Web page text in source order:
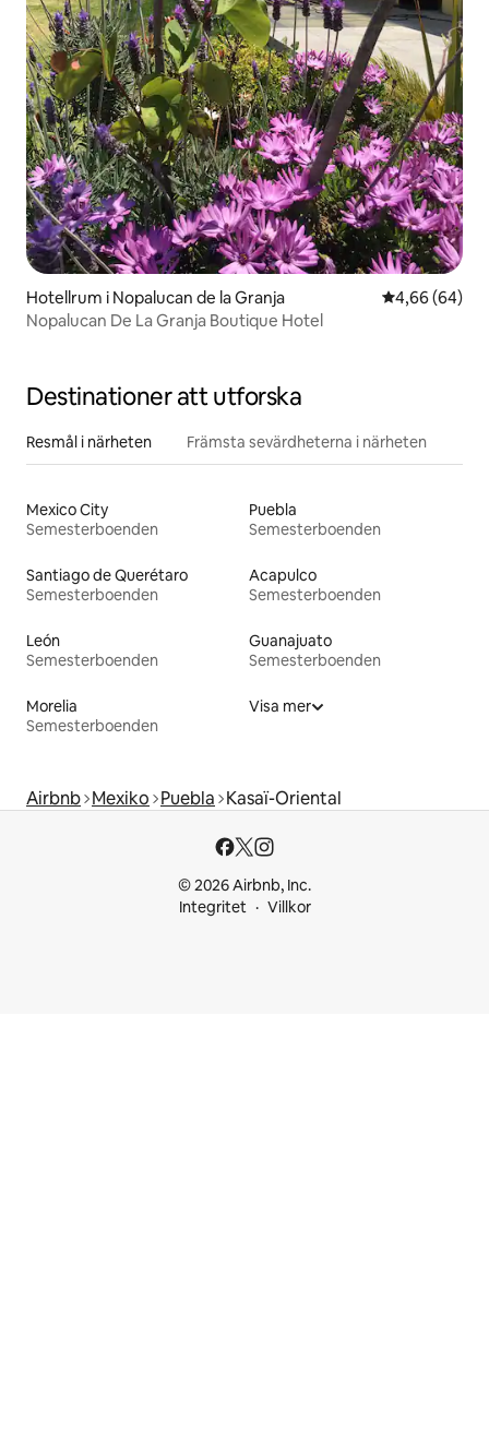
Hotellrum i Nopalucan de la Granja 4,66 av 5 i
4,66 (64)
Nopalucan De La Granja Boutique Hotel
Destinationer att utforska
Resmål i närheten Främsta sevärdheterna i närheten
Mexico City
Semesterboenden
Puebla
Semesterboenden
Santiago de Querétaro
Semesterboenden
Acapulco
Semesterboenden
León
Semesterboenden
Guanajuato
Semesterboenden
Morelia
Semesterboenden
Visa mer
Airbnb Mexiko Puebla Kasaï-Oriental
© 2026 Airbnb, Inc.
Integritet
Villkor